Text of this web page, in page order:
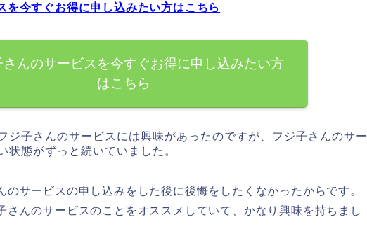
を今すぐお得に申し込みたい方はこちら
さんのサービスを今すぐお得に申し込みたい方
はこちら
ジ子さんのサービスには興味があったのですが、フジ子さんのサー
状態がずっと続いていました。
のサービスの申し込みをした後に後悔をしたくなかったからです。
さんのサービスのことをオススメしていて、かなり興味を持ちまし